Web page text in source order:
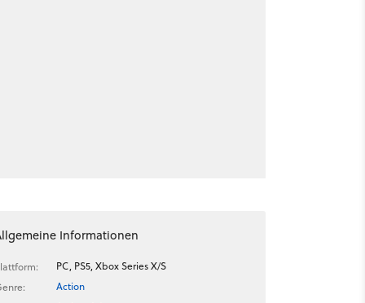
Informationen
PC, PS5, Xbox Series X/S
Action